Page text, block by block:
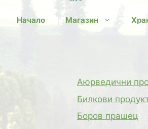
Начало Магазин
Аюрведични
Билкови
Боров прашец